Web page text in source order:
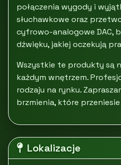
połączenia wygody i
słuchawkowe oraz
cyfrowo-analogowe DAC,
dźwięku, jakiej oczekują
Wszystkie te produkty są
każdym wnętrzem.
rodzaju na rynku.
brzmienia, które
Lokalizacje